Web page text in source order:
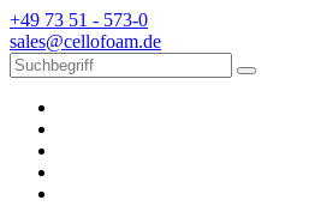
+49 73 51 - 573-0
sales@cellofoam.de